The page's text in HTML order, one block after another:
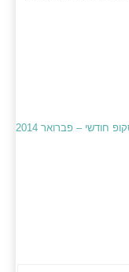
חודשי – פברואר 2014